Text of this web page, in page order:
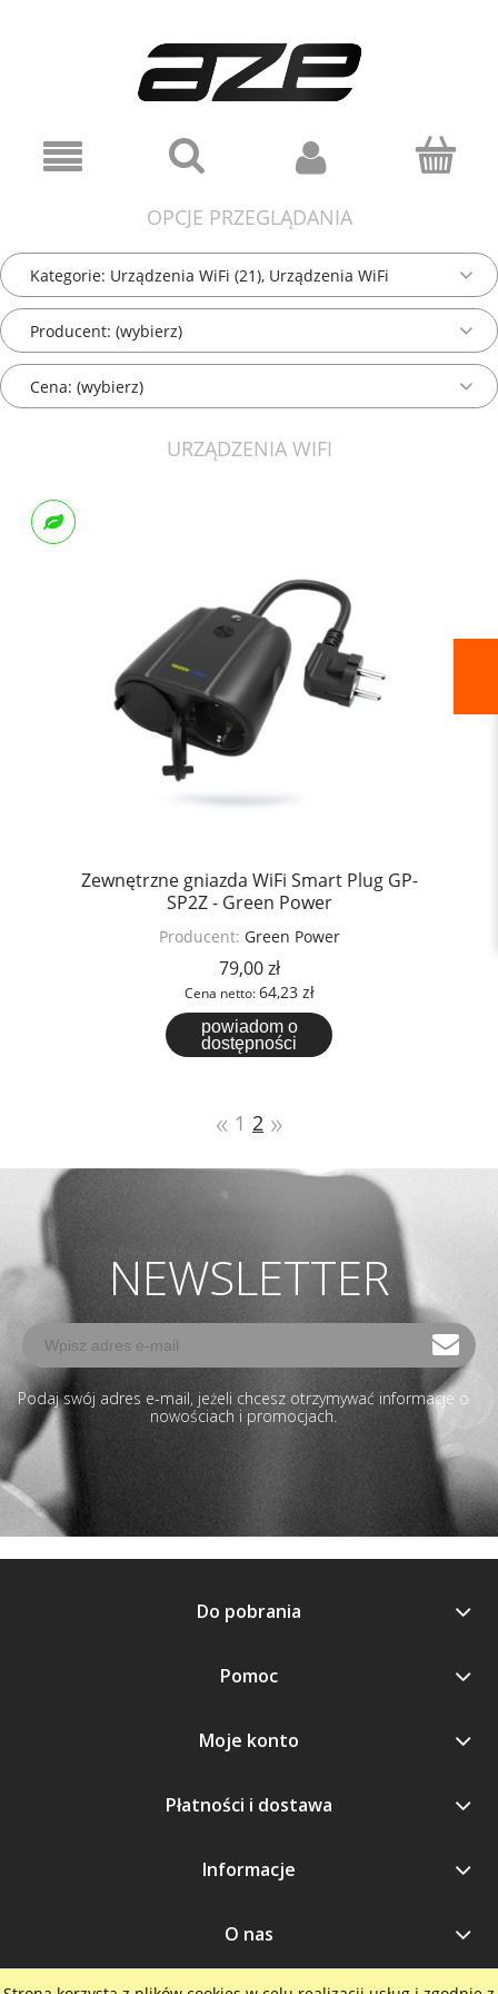
OPCJE PRZEGLĄDANIA
Kategorie: Urządzenia WiFi (21), Urządzenia WiFi
Producent: (wybierz)
Cena: (wybierz)
URZĄDZENIA WIFI
Zewnętrzne gniazda WiFi Smart Plug GP-
SP2Z - Green Power
Producent: Green Power
79,00 zł
Cena netto:64,23 zł
powiadom o
dostępności
« 1 2 »
NEWSLETTER
Podaj swój adres e-mail, jeżeli chcesz otrzymywać informacje o
nowościach i promocjach.
Do pobrania
Pomoc
Moje konto
Płatności i dostawa
Informacje
O nas